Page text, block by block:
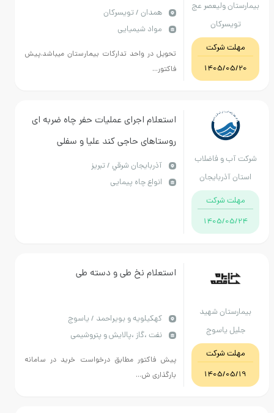
ولیعصر عج
تویسرکان
مهلت شرکت
1405/05/20
.
همدان / تویسرکان
مواد شیمیایی
تحویل در واحد تدارکات بیمارستان میباشد.پیش
فاکتور...
آب و فاضلاب
آذربایجان
شرقی
مهلت شرکت
1405/05/24
استعلام اجرای عملیات حفر چاه ضربه ای
روستاهای حاجی کند علیا و سفلی
شهرستان چاراویماق
آذربايجان شرقي / تبریز
انواع چاه پیمایی
شهید
جلیل یاسوج
مهلت شرکت
1405/05/19
استعلام نخ طی و دسته طی
كهكيلويه و بويراحمد / یاسوج
نفت ،گاز ،پالایش و پتروشیمی
پیش فاکتور مطابق درخواست خرید در سامانه
بارگذاری ش...